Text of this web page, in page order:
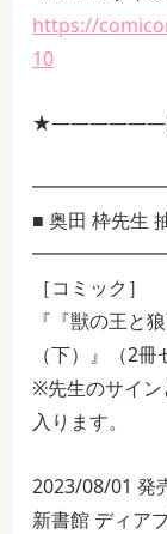
https://
10
★――――――
■ 奥田 枠先生
［コミック］
『『獣の王と
（下）』（2冊
※先生のサイン
入ります。
2023/08/01 発
新書館 ディア